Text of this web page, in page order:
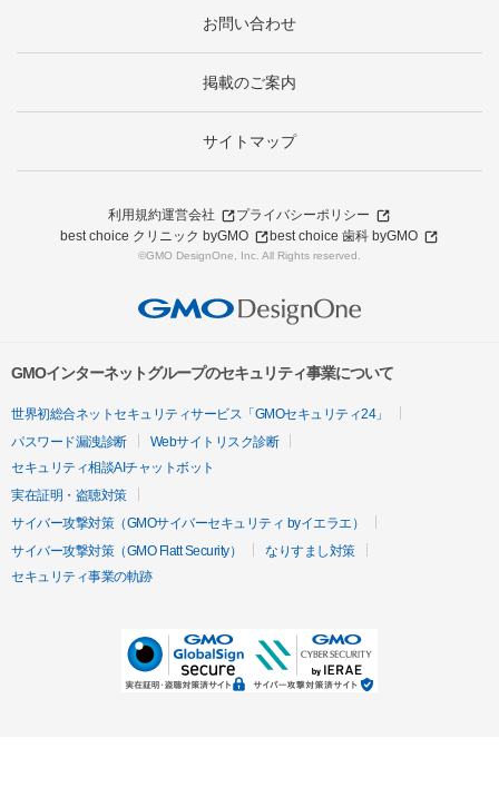
お問い合わせ
掲載のご案内
サイトマップ
利用規約運営会社
プライバシーポリシー
best choice クリニック byGMO
best choice 歯科 byGMO
©GMO DesignOne, Inc. All Rights reserved.
GMOインターネットグループのセキュリティ事業について
世界初総合ネットセキュリティサービス「GMOセキュリティ24」
パスワード漏洩診断
Webサイトリスク診断
セキュリティ相談AIチャットボット
実在証明・盗聴対策
サイバー攻撃対策（GMOサイバーセキュリティ byイエラエ）
サイバー攻撃対策（GMO Flatt Security）
なりすまし対策
セキュリティ事業の軌跡